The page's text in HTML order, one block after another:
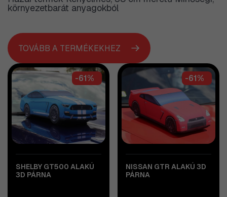
környezetbarát anyagokból
TOVÁBB A TERMÉKEKHEZ
-61%
SHELBY GT500 ALAKÚ
3D PÁRNA
-61%
NISSAN GTR ALAKÚ 3D
PÁRNA